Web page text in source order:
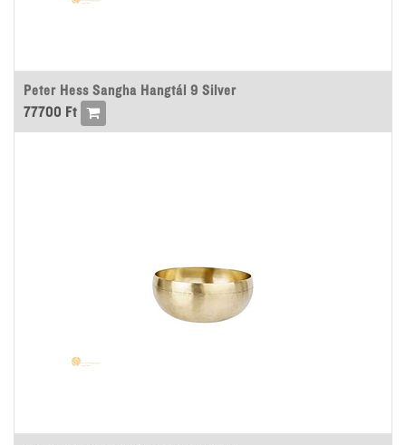
Peter Hess Sangha Hangtál 9 Silver
77700 Ft